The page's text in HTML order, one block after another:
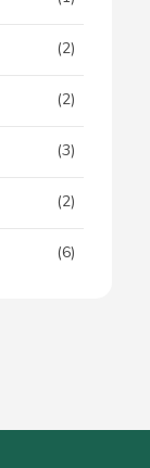
(2)
(2)
(3)
(2)
(6)